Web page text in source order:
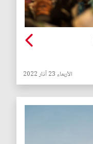
الأربعاء 23 آذار 2022